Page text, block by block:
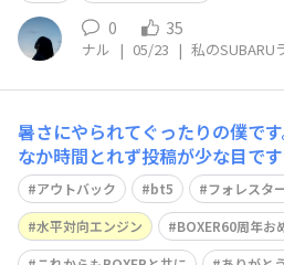
0 35
ナル | 05/23 | 私のSUBARU
暑さにやられてぐったりの僕で
なか時間とれず投稿が少な目で
誕60周年とのことで、これまでの
をつらつら書こうかなと思います
す、BOXERというかスバルカー
そうです。つまらないので気長
アウトバック bt5 フォレスタ
水平対向エンジン
BOXER60周年お